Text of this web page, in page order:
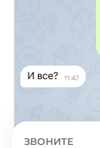
ЗВОНИТЕ